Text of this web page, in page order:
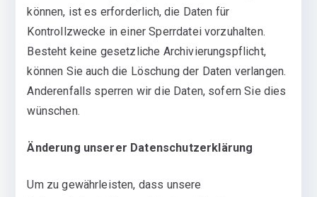
können, ist es erforderlich, die Daten für
Kontrollzwecke in einer Sperrdatei vorzuhalten.
Besteht keine gesetzliche Archivierungspflicht,
können Sie auch die Löschung der Daten verlangen.
Anderenfalls sperren wir die Daten, sofern Sie dies
wünschen.
Änderung unserer Datenschutzerklärung
Um zu gewährleisten, dass unsere